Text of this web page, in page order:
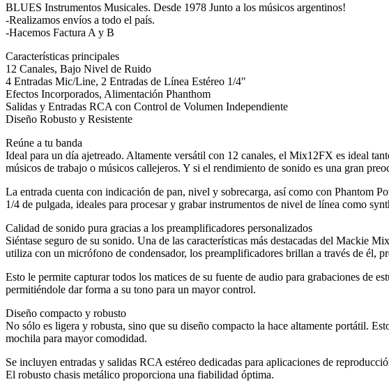
BLUES Instrumentos Musicales. Desde 1978 Junto a los músicos argentinos!
-Realizamos envíos a todo el país.
-Hacemos Factura A y B
Características principales
12 Canales, Bajo Nivel de Ruido
4 Entradas Mic/Line, 2 Entradas de Línea Estéreo 1/4″
Efectos Incorporados, Alimentación Phanthom
Salidas y Entradas RCA con Control de Volumen Independiente
Diseño Robusto y Resistente
Reúne a tu banda
Ideal para un día ajetreado. Altamente versátil con 12 canales, el Mix12FX es ideal
músicos de trabajo o músicos callejeros. Y si el rendimiento de sonido es una gran
La entrada cuenta con indicación de pan, nivel y sobrecarga, así como con Phantom
1/4 de pulgada, ideales para procesar y grabar instrumentos de nivel de línea como
Calidad de sonido pura gracias a los preamplificadores personalizados
Siéntase seguro de su sonido. Una de las características más destacadas del Mackie
utiliza con un micrófono de condensador, los preamplificadores brillan a través de él,
Esto le permite capturar todos los matices de su fuente de audio para grabaciones de
permitiéndole dar forma a su tono para un mayor control.
Diseño compacto y robusto
No sólo es ligera y robusta, sino que su diseño compacto la hace altamente portátil.
mochila para mayor comodidad.
Se incluyen entradas y salidas RCA estéreo dedicadas para aplicaciones de
El robusto chasis metálico proporciona una fiabilidad óptima.